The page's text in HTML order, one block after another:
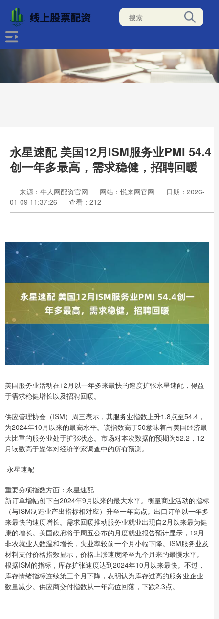
永星速配 美国12月ISM服务业PMI 54.4
创一年多最高，需求稳健，招聘回暖
来源：牛人网配资官网 网站：悦来网官网
日期：2026-
01-09 11:37:26
查看：212
美国服务业活动在12月以一年多来最快的速度扩张永星速配，得益
于需求稳健增长以及招聘回暖。
供应管理协会（ISM）周三表示，其服务业指数上升1.8点至54.4，
为2024年10月以来的最高水平。该指数高于50意味着占美国经济最
大比重的服务业处于扩张状态。市场对本次数据的预期为52.2，12
月读数高于媒体对经济学家调查中的所有预测。
永星速配
重要分项指数方面：永星速配
新订单增幅创下自2024年9月以来的最大水平。衡量商业活动的指标
（与ISM制造业产出指标相对应）升至一年高点。出口订单以一年多
来最快的速度增长。需求回暖推动服务业就业出现自2月以来最为健
康的增长。美国政府将于周五公布的月度就业报告预计显示，12月
非农就业人数温和增长，失业率较前一个月小幅下降。ISM服务业及
材料支付价格指数显示，价格上涨速度降至九个月来的最慢水平。
根据ISM的指标，库存扩张速度达到2024年10月以来最快。不过，
库存情绪指标连续第三个月下降，表明认为库存过高的服务业企业
数量减少。供应商交付指数从一年高位回落，下跌2.3点。